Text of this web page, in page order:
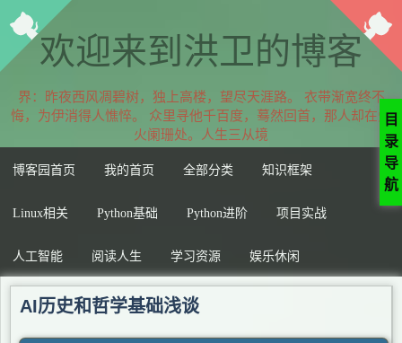
欢迎来到洪卫的博客
：昨夜西风凋碧树，独上高楼，望尽天涯路。 衣带渐宽终不悔，
为伊消得人憔悴。 众里寻他千百度，蓦然回首，那人却在灯火阑
珊处。人生三从境界
博客园首页 我的首页 全部分类 知识框架
Linux相关 Python基础 Python进阶 项目实战
人工智能 阅读人生 学习资源 娱乐休闲
AI历史和哲学基础浅谈
目
录
导
航